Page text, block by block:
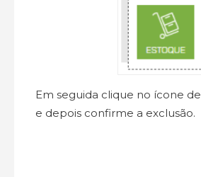
Em seguida clique no ícone de
e depois confirme a exclusão.